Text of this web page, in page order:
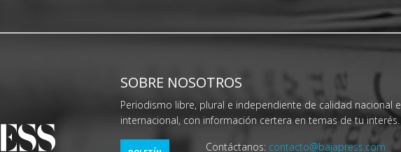
SOBRE NOSOTROS
Periodismo libre, plural e independiente de calidad nacional e
internacional, con información certera en temas de tu interés.
Contáctanos: contacto@bajapress.com